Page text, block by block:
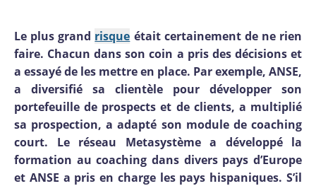
Le plus grand risque était certainement de ne rien
faire. Chacun dans son coin a pris des décisions et
a essayé de les mettre en place. Par exemple, ANSE,
a diversifié sa clientèle pour développer son
portefeuille de prospects et de clients, a multiplié
sa prospection, a adapté son module de coaching
court. Le réseau Metasystème a développé la
formation au coaching dans divers pays d’Europe
et ANSE a pris en charge les pays hispaniques. S’il